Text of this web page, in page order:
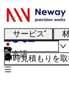
サービス
日本語
即時見積もりを